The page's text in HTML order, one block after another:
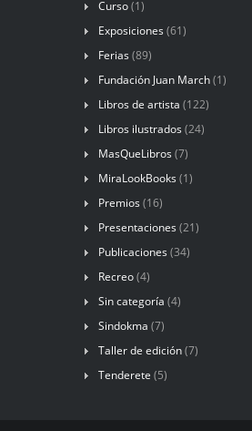
Curso(1)
Exposiciones (61)
Ferias (89)
Fundación Juan March(1)
Libros de artista (122)
Libros ilustrados (24)
MasQueLibros (7)
MiraLookBooks (1)
Premios (16)
Presentaciones (21)
Publicaciones (34)
Recreo(4)
Sin categoría (4)
Sindokma (7)
Taller de edición(7)
Tenderete (5)